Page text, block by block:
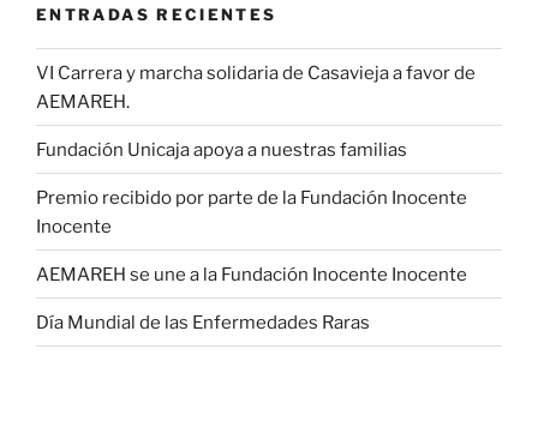
ENTRADAS RECIENTES
VI Carrera y marcha solidaria de Casavieja a favor de
AEMAREH.
Fundación Unicaja apoya a nuestras familias
Premio recibido por parte de la Fundación Inocente
Inocente
AEMAREH se une a la Fundación Inocente Inocente
Día Mundial de las Enfermedades Raras